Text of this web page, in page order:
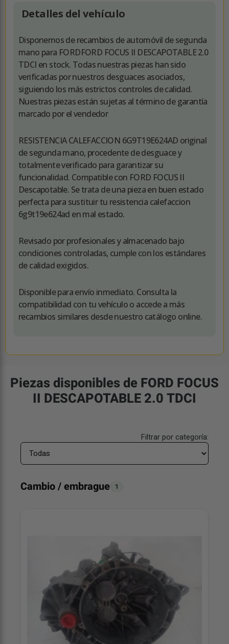
Detalles del vehículo
Disponemos de recambios de automóvil de segunda
mano para FORDFORD FOCUS II DESCAPOTABLE 2.0
TDCI en stock. Todas nuestras piezas han sido
verificadas por nuestros desguaces asociados,
siguiendo los más estrictos controles de calidad.
Nuestras piezas están sujetas al término de garantía
marcado por el vendedor
RESISTENCIA CALEFACCION 6G9T19E624AD original
de segunda mano, procedente de desguace y
totalmente verificado para garantizar su
funcionalidad. Compatible con FORD FOCUS II
Descapotable. Se trata de una pieza en buen estado
perfecta para sustituir tu resistencia calefaccion
6g9t19e624ad en mal estado.
Revisado por profesionales y almacenado bajo
condiciones controladas, cumple con los estándares
de calidad exigidos.
Disponible para envío inmediato. Consulta la
compatibilidad con tu vehículo o accede a más
recambios similares desde nuestro catálogo online.
Piezas disponibles de FORD FOCUS
II DESCAPOTABLE 2.0 TDCI
Filtrar por categoría:
Cambio / embrague 1